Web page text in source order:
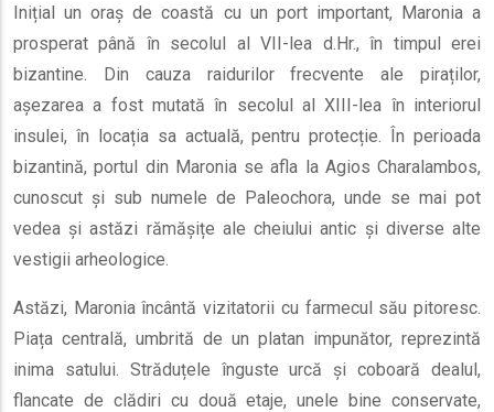
Inițial un oraș de coastă cu un port important, Maronia a
prosperat până în secolul al VII-lea d.Hr., în timpul erei
bizantine. Din cauza raidurilor frecvente ale piraților,
așezarea a fost mutată în secolul al XIII-lea în interiorul
insulei, în locația sa actuală, pentru protecție. În perioada
bizantină, portul din Maronia se afla la Agios Charalambos,
cunoscut și sub numele de Paleochora, unde se mai pot
vedea și astăzi rămășițe ale cheiului antic și diverse alte
vestigii arheologice.
Astăzi, Maronia încântă vizitatorii cu farmecul său pitoresc.
Piața centrală, umbrită de un platan impunător, reprezintă
inima satului. Străduțele înguste urcă și coboară dealul,
flancate de clădiri cu două etaje, unele bine conservate,